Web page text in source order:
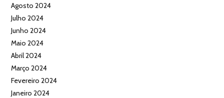
Agosto 2024
Julho 2024
Junho 2024
Maio 2024
Abril 2024
Março 2024
Fevereiro 2024
Janeiro 2024